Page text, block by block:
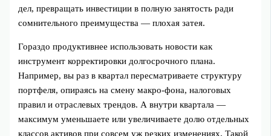
дел, превращать инвестиции в полную занятость ради
сомнительного преимущества — плохая затея.
Гораздо продуктивнее использовать новости как
инструмент корректировки долгосрочного плана.
Например, вы раз в квартал пересматриваете структуру
портфеля, опираясь на смену макро‑фона, налоговых
правил и отраслевых трендов. А внутри квартала —
максимум уменьшаете или увеличиваете долю отдельных
классов активов при совсем уж резких изменениях. Такой